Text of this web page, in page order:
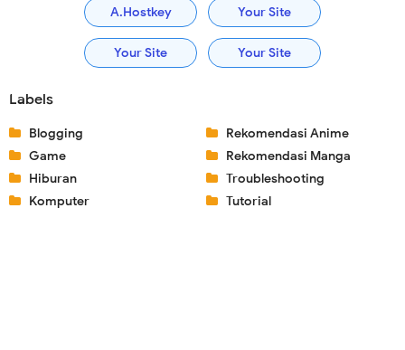
A.Hostkey Your Site
Your Site Your Site
Labels
Blogging
Game
Hiburan
Komputer
Rekomendasi Anime
Rekomendasi Manga
Troubleshooting
Tutorial